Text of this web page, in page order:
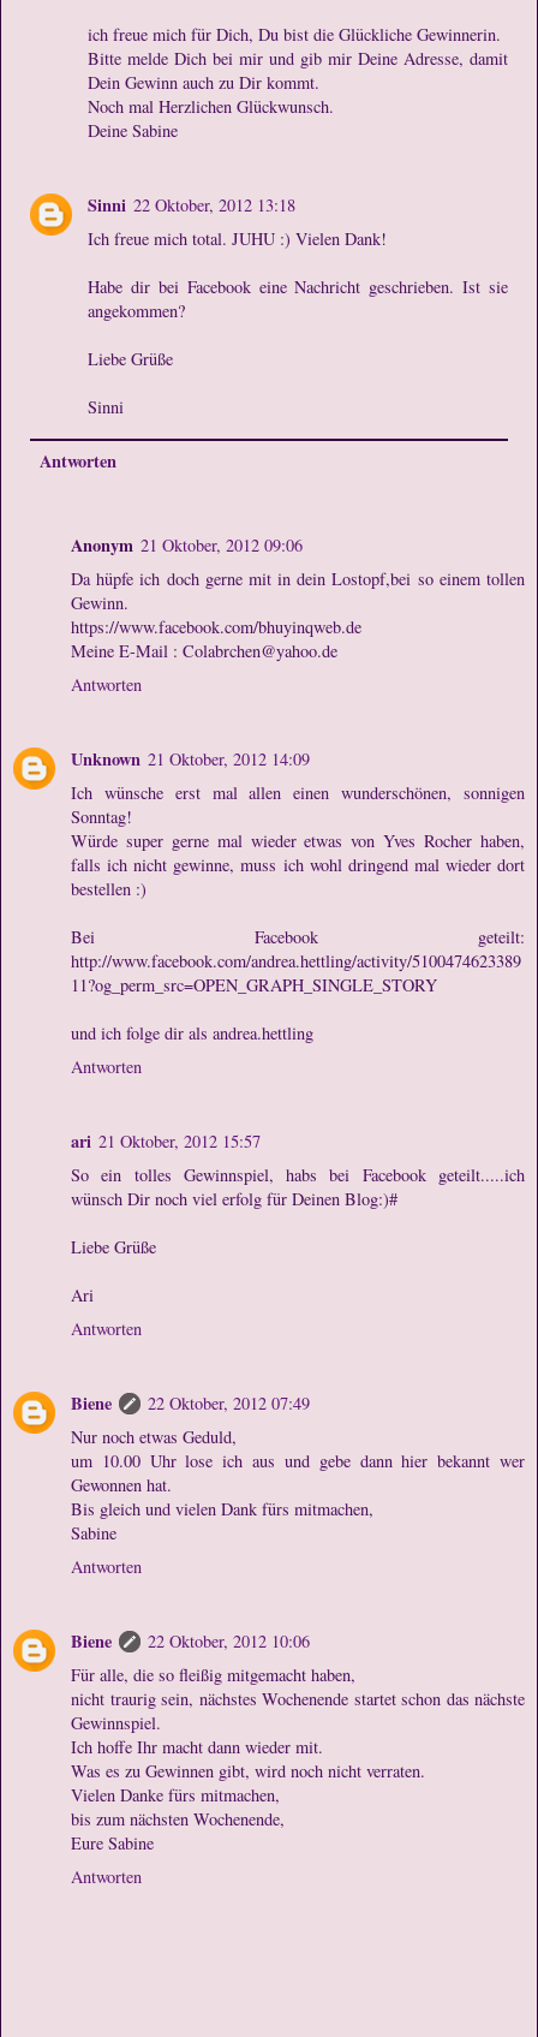
ich freue mich für Dich, Du bist die Glückliche Gewinnerin.
Bitte melde Dich bei mir und gib mir Deine Adresse, damit
Dein Gewinn auch zu Dir kommt.
Noch mal Herzlichen Glückwunsch.
Deine Sabine
Sinni 22 Oktober, 2012 13:18
Ich freue mich total. JUHU :) Vielen Dank!
Habe dir bei Facebook eine Nachricht geschrieben. Ist sie
angekommen?
Liebe Grüße
Sinni
Antworten
Anonym 21 Oktober, 2012 09:06
Da hüpfe ich doch gerne mit in dein Lostopf,bei so einem tollen
Gewinn.
https://www.facebook.com/bhuyinqweb.de
Meine E-Mail : Colabrchen@yahoo.de
Antworten
Unknown 21 Oktober, 2012 14:09
Ich wünsche erst mal allen einen wunderschönen, sonnigen
Sonntag!
Würde super gerne mal wieder etwas von Yves Rocher haben,
falls ich nicht gewinne, muss ich wohl dringend mal wieder dort
bestellen :)
Bei Facebook geteilt:
http://www.facebook.com/andrea.hettling/activity/5100474623389
11?og_perm_src=OPEN_GRAPH_SINGLE_STORY
und ich folge dir als andrea.hettling
Antworten
ari 21 Oktober, 2012 15:57
So ein tolles Gewinnspiel, habs bei Facebook geteilt.....ich
wünsch Dir noch viel erfolg für Deinen Blog:)#
Liebe Grüße
Ari
Antworten
Biene
22 Oktober, 2012 07:49
Nur noch etwas Geduld,
um 10.00 Uhr lose ich aus und gebe dann hier bekannt wer
Gewonnen hat.
Bis gleich und vielen Dank fürs mitmachen,
Sabine
Antworten
Biene
22 Oktober, 2012 10:06
Für alle, die so fleißig mitgemacht haben,
nicht traurig sein, nächstes Wochenende startet schon das nächste
Gewinnspiel.
Ich hoffe Ihr macht dann wieder mit.
Was es zu Gewinnen gibt, wird noch nicht verraten.
Vielen Danke fürs mitmachen,
bis zum nächsten Wochenende,
Eure Sabine
Antworten